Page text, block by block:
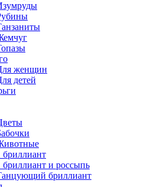
женщин
детей
бриллиант
бриллиант и россыпь
бриллиант